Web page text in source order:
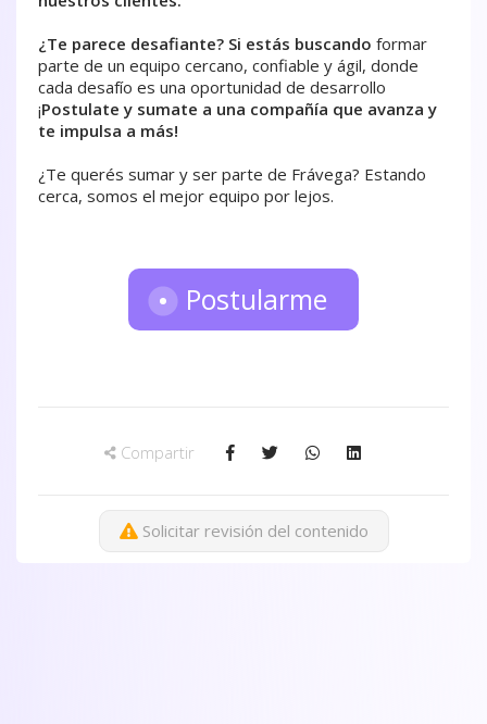
¿Te parece desafiante? Si estás buscando formar
parte de un equipo cercano, confiable y ágil, donde
cada desafío es una oportunidad de desarrollo
¡Postulate y sumate a una compañía que avanza y
te impulsa a más!
¿Te querés sumar y ser parte de Frávega? Estando
cerca, somos el mejor equipo por lejos.
Postularme
Compartir
Solicitar revisión del contenido